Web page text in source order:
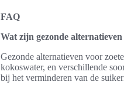
FAQ
Wat zijn gezonde
Gezonde alternatieven voor
kokoswater, en verschillende
bij het verminderen van de